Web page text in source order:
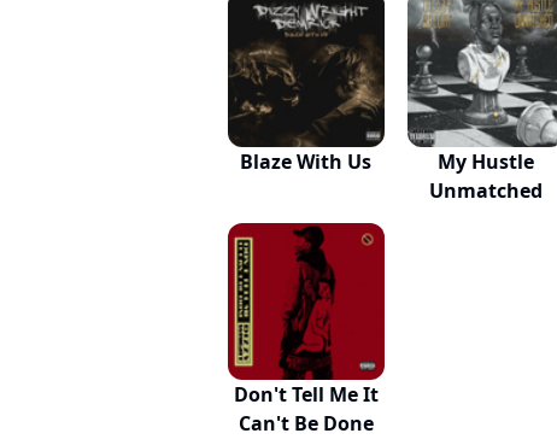
Blaze With Us
My Hustle
Unmatched
Don't Tell Me It
Can't Be Done